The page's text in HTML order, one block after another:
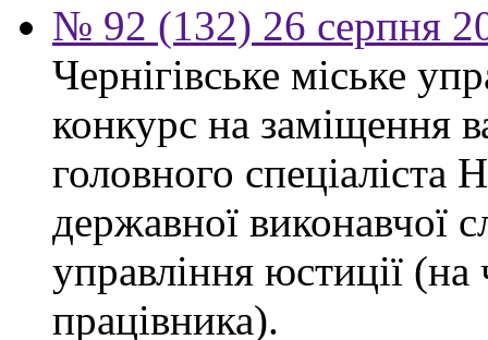
№ 92 (132) 26 серпня
Чернігівське міське
конкурс на заміщення
головного спеціаліста
державної виконавчої
управління юстиції (на
працівника).